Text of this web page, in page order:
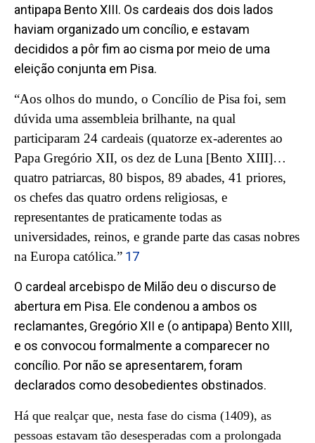
antipapa Bento XIII. Os cardeais dos dois lados
haviam organizado um concílio, e estavam
decididos a pôr fim ao cisma por meio de uma
eleição conjunta em Pisa.
“Aos olhos do mundo, o Concílio de Pisa foi, sem
dúvida uma assembleia brilhante, na qual
participaram 24 cardeais (quatorze ex-aderentes ao
Papa Gregório XII, os dez de Luna [Bento XIII]…
quatro patriarcas, 80 bispos, 89 abades, 41 priores,
os chefes das quatro ordens religiosas, e
representantes de praticamente todas as
universidades, reinos, e grande parte das casas nobres
na Europa católica.” 17
O cardeal arcebispo de Milão deu o discurso de
abertura em Pisa. Ele condenou a ambos os
reclamantes, Gregório XII e (o antipapa) Bento XIII,
e os convocou formalmente a comparecer no
concílio. Por não se apresentarem, foram
declarados como desobedientes obstinados.
Há que realçar que, nesta fase do cisma (1409), as
pessoas estavam tão desesperadas com a prolongada